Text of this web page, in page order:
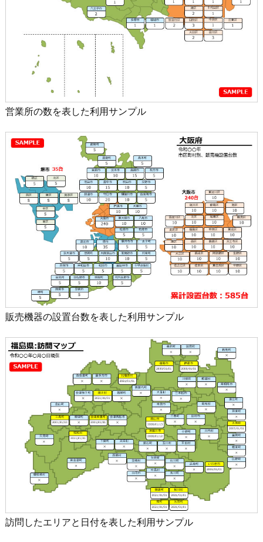
営業所の数を表した利用サンプル
販売機器の設置台数を表した利用サンプル
訪問したエリアと日付を表した利用サンプル